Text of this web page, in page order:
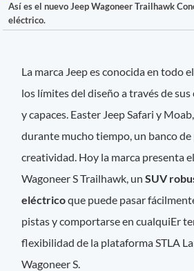
Así es el nuevo Jeep Wagoneer Trailhawk
eléctrico.
La marca Jeep es conocida en todo
los límites del diseño a través de
y capaces. Easter Jeep Safari y
durante mucho tiempo, un banco de
creatividad. Hoy la marca presenta
Wagoneer S Trailhawk, un SUV
eléctricoque puede pasar
pistas y comportarse en cualquiEr
flexibilidad de la plataforma STLA
Wagoneer S.